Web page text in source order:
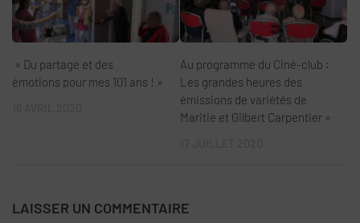
» Du partage et des
émotions pour mes 101 ans ! »
Au programme du Ciné-club :
Les grandes heures des
émissions de variétés de
Maritie et Gilbert Carpentier »
LAISSER UN COMMENTAIRE